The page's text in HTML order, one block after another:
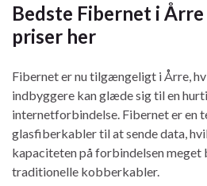
Bedste Fibernet i Årre
priser her
Fibernet er nu tilgængeligt i Årre,
indbyggere kan glæde sig til en
internetforbindelse. Fibernet er en
glasfiberkabler til at sende data,
kapaciteten på forbindelsen meget
traditionelle kobberkabler.